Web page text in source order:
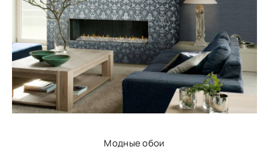
Модные обои